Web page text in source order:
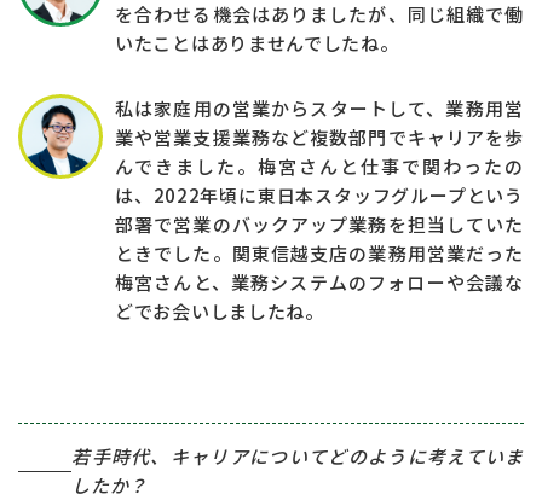
を合わせる機会はありましたが、同じ組織で働
いたことはありませんでしたね。
私は家庭用の営業からスタートして、業務用営
業や営業支援業務など複数部門でキャリアを歩
んできました。梅宮さんと仕事で関わったの
は、2022年頃に東日本スタッフグループという
部署で営業のバックアップ業務を担当していた
ときでした。関東信越支店の業務用営業だった
梅宮さんと、業務システムのフォローや会議な
どでお会いしましたね。
若手時代、キャリアについてどのように考えていま
したか？